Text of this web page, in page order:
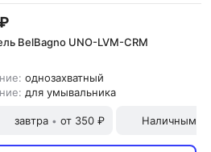
BelBagno UNO-LVM-CRM
однозахватный
для умывальника
завтра • от 350 ₽ Наличными